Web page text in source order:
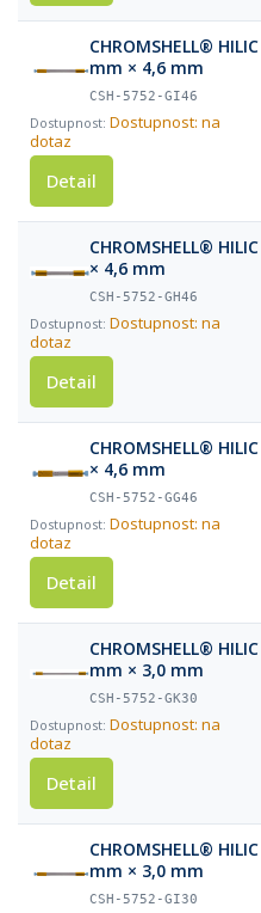
CHROMSHELL®
mm × 4,6 mm
CSH-5752-GI46
Dostupnost: na
dotaz
Detail
CHROMSHELL®
× 4,6 mm
CSH-5752-GH46
Dostupnost: na
dotaz
Detail
CHROMSHELL®
× 4,6 mm
CSH-5752-GG46
Dostupnost: na
dotaz
Detail
CHROMSHELL®
mm × 3,0 mm
CSH-5752-GK30
Dostupnost: na
dotaz
Detail
CHROMSHELL®
mm × 3,0 mm
CSH-5752-GI30